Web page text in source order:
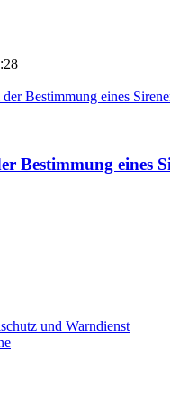
Bestimmung eines
Bestimmung eines
und Warndienst